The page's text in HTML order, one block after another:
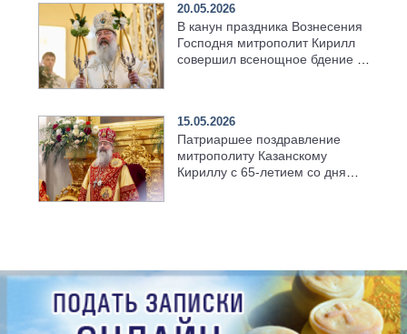
20.05.2026
В канун праздника Вознесения
Господня митрополит Кирилл
совершил всенощное бдение в
15.05.2026
Патриаршее поздравление
митрополиту Казанскому
Кириллу с 65-летием со дня